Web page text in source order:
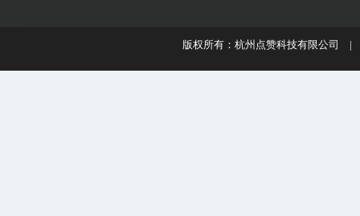
版权所有：杭州点赞科技有限公司